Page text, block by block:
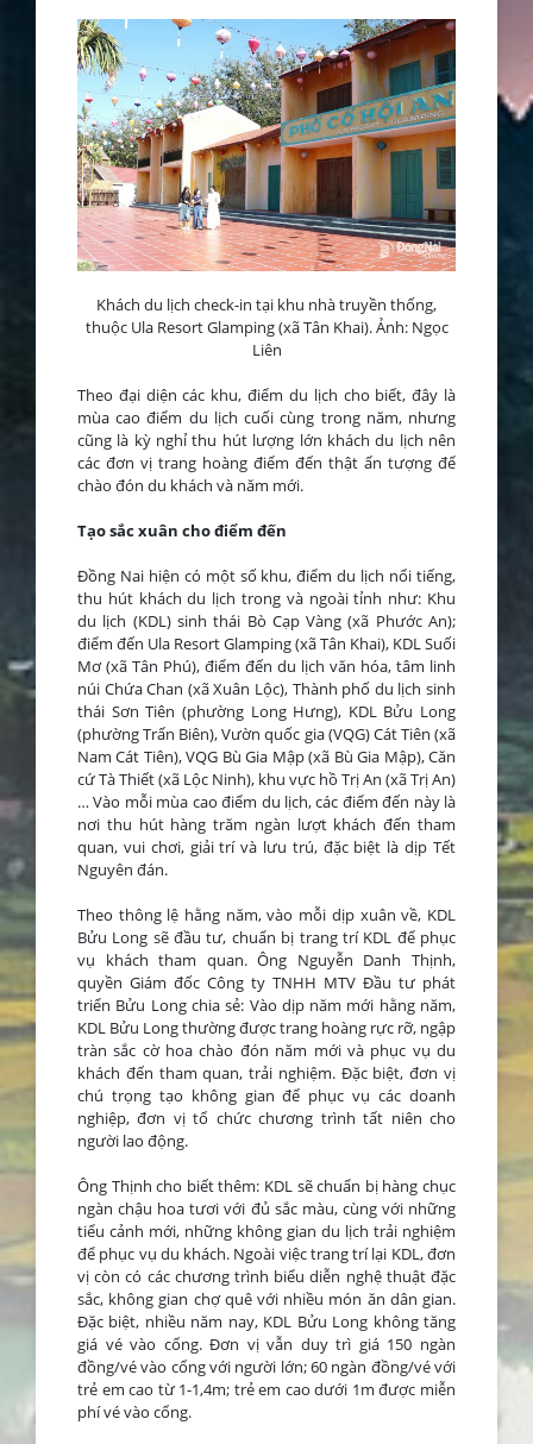
Khách du lịch check-in tại khu nhà truyền thống,
thuộc Ula Resort Glamping (xã Tân Khai). Ảnh: Ngọc
Liên
Theo đại diện các khu, điểm du lịch cho biết, đây là
mùa cao điểm du lịch cuối cùng trong năm, nhưng
cũng là kỳ nghỉ thu hút lượng lớn khách du lịch nên
các đơn vị trang hoàng điểm đến thật ấn tượng để
chào đón du khách và năm mới.
Tạo sắc xuân cho điểm đến
Đồng Nai hiện có một số khu, điểm du lịch nổi tiếng,
thu hút khách du lịch trong và ngoài tỉnh như: Khu
du lịch (KDL) sinh thái Bò Cạp Vàng (xã Phước An);
điểm đến Ula Resort Glamping (xã Tân Khai), KDL Suối
Mơ (xã Tân Phú), điểm đến du lịch văn hóa, tâm linh
núi Chứa Chan (xã Xuân Lộc), Thành phố du lịch sinh
thái Sơn Tiên (phường Long Hưng), KDL Bửu Long
(phường Trấn Biên), Vườn quốc gia (VQG) Cát Tiên (xã
Nam Cát Tiên), VQG Bù Gia Mập (xã Bù Gia Mập), Căn
cứ Tà Thiết (xã Lộc Ninh), khu vực hồ Trị An (xã Trị An)
… Vào mỗi mùa cao điểm du lịch, các điểm đến này là
nơi thu hút hàng trăm ngàn lượt khách đến tham
quan, vui chơi, giải trí và lưu trú, đặc biệt là dịp Tết
Nguyên đán.
Theo thông lệ hằng năm, vào mỗi dịp xuân về, KDL
Bửu Long sẽ đầu tư, chuẩn bị trang trí KDL để phục
vụ khách tham quan. Ông Nguyễn Danh Thịnh,
quyền Giám đốc Công ty TNHH MTV Đầu tư phát
triển Bửu Long chia sẻ: Vào dịp năm mới hằng năm,
KDL Bửu Long thường được trang hoàng rực rỡ, ngập
tràn sắc cờ hoa chào đón năm mới và phục vụ du
khách đến tham quan, trải nghiệm. Đặc biệt, đơn vị
chú trọng tạo không gian để phục vụ các doanh
nghiệp, đơn vị tổ chức chương trình tất niên cho
người lao động.
Ông Thịnh cho biết thêm: KDL sẽ chuẩn bị hàng chục
ngàn chậu hoa tươi với đủ sắc màu, cùng với những
tiểu cảnh mới, những không gian du lịch trải nghiệm
để phục vụ du khách. Ngoài việc trang trí lại KDL, đơn
vị còn có các chương trình biểu diễn nghệ thuật đặc
sắc, không gian chợ quê với nhiều món ăn dân gian.
Đặc biệt, nhiều năm nay, KDL Bửu Long không tăng
giá vé vào cổng. Đơn vị vẫn duy trì giá 150 ngàn
đồng/vé vào cổng với người lớn; 60 ngàn đồng/vé với
trẻ em cao từ 1-1,4m; trẻ em cao dưới 1m được miễn
phí vé vào cổng.